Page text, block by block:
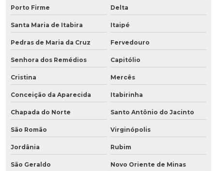
Porto Firme Delta
Santa Maria de Itabira Itaipé
Pedras de Maria da Cruz Fervedouro
Senhora dos Remédios Capitólio
Cristina Mercês
Conceição da Aparecida Itabirinha
Chapada do Norte Santo Antônio do Jacinto
São Romão Virginópolis
Jordânia Rubim
São Geraldo Novo Oriente de Minas